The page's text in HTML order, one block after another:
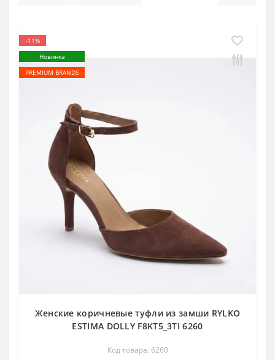
-11%
Новинка
PREMIUM BRANDS
Женские коричневые туфли из замши RYLKO
ESTIMA DOLLY F8KT5_3TI 6260
Код товара: 6260